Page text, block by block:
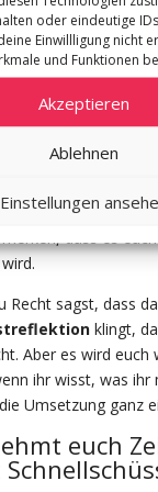
oder eindeutige
Einwillligung nicht
und Funktionen
Akzeptieren
Ablehnen
Einstellungen
dass eure
persönlichersein
bei euch
Sprecht
Wenn ihr beginnt
auf dem Sofa) zu
Recht sagst, dass
klingt,
Aber es wird euch
ihr wisst, was ihr
Umsetzung ganz
euch